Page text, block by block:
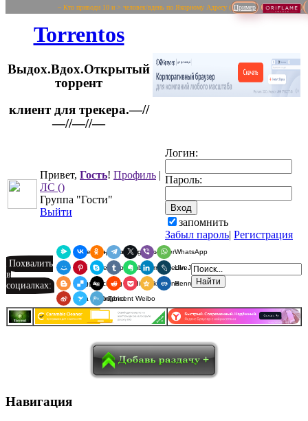
~ Кто приводи 10 и > человек/вдень по Якорному Адресу ( Пример
Torrentos
Выдох.Вдох.Открытый
торрент
Привет, Гость! Профиль |
ЛС ()
Группа "Гости"
Выйти
Логин:
Пароль:
запомнить
Забыл пароль| Регистрация
Похвалить
в
социалках:
Я.Мессенджер
ВКонтакте
Одноклассники
Telegram
X ViberWhatsApp
Мой МирPinterest
SkypeTumblrEvernoteLinkedInLiveJournal
BloggerDelicious
Digg redditPocketQzoneRenren
Sina Weibo
SurfingbirdTencent Weibo
Навигация